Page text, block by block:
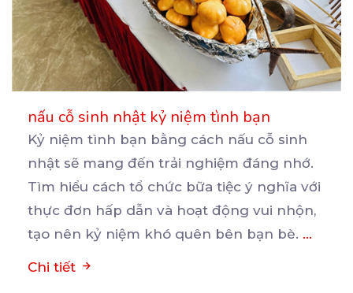
nấu cỗ sinh nhật kỷ niệm tình bạn
Kỷ niệm tình bạn bằng cách nấu cỗ sinh
nhật sẽ mang đến trải nghiệm đáng nhớ.
Tìm hiểu cách tổ chức bữa tiệc ý nghĩa với
thực đơn hấp dẫn và hoạt động vui nhộn,
tạo nên kỷ niệm khó quên bên bạn bè. ...
Chi tiết